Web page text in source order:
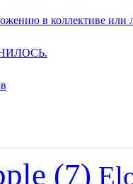
в коллективе
(7)